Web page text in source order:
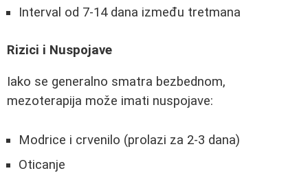
Interval od 7-14 dana između tretmana
Rizici i Nuspojave
Iako se generalno smatra bezbednom,
mezoterapija može imati nuspojave:
Modrice i crvenilo (prolazi za 2-3 dana)
Oticanje